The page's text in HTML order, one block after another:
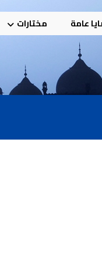
عامة مختارات